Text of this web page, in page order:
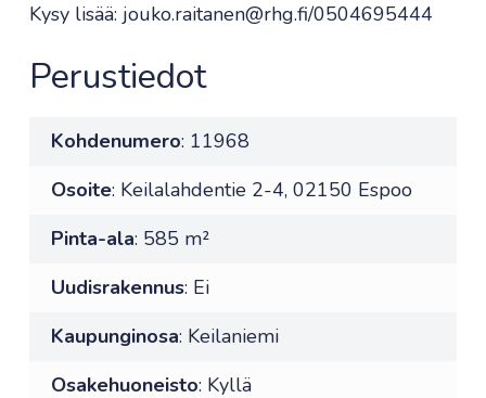
Kysy lisää: jouko.raitanen@rhg.fi/0504695444
Perustiedot
Kohdenumero: 11968
Osoite: Keilalahdentie 2-4, 02150 Espoo
Pinta-ala: 585 m²
Uudisrakennus: Ei
Kaupunginosa: Keilaniemi
Osakehuoneisto: Kyllä